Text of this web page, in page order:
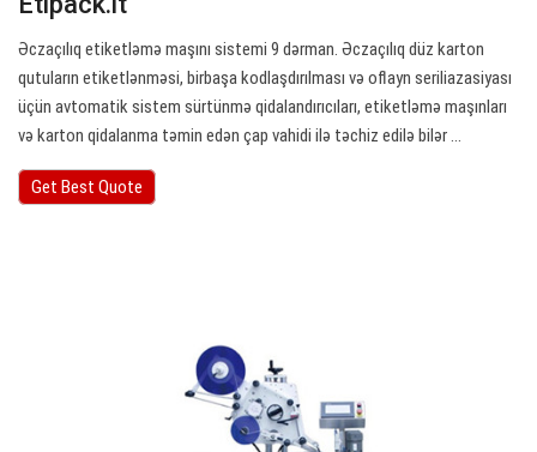
Əczaçılıq etiketləmə maşını sistemi 9 dərman. Əczaçılıq düz karton
qutuların etiketlənməsi, birbaşa kodlaşdırılması və oflayn seriliazasiyası
üçün avtomatik sistem sürtünmə qidalandırıcıları, etiketləmə maşınları
və karton qidalanma təmin edən çap vahidi ilə təchiz edilə bilər ...
Get Best Quote